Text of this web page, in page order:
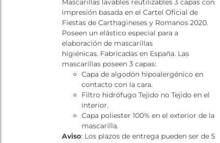
Tienda
Mascarillas lavables reutilizables 3 capas con
impresión basada en el Cartel Oficial de
Fiestas de Carthagineses y Romanos 2020.
Poseen un elástico especial para a
elaboración de mascarillas
higiénicas. Fabricadas en España. Las
mascarillas poseen 3 capas:
Capa de algodón hipoalergénico en
contacto con la cara.
Filtro hidrófugo Tejido no Tejido en el
interior.
Capa poliester 100% en el exterior de la
mascarilla.
Aviso: Los plazos de entrega pueden ser de 5